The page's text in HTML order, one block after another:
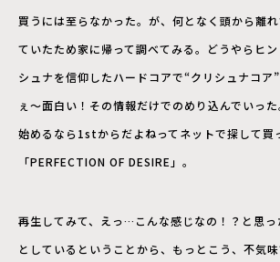
買うには至らなかった。が、何となく頭から離
ていたため家に帰って調べてみる。どうやらヒ
シュナを信仰したハードコアで“クリシュナコア
ぇ～面白い！その情報だけでのめり込んでいっ
始めるなら1stからだよねってネットで探して買
「PERFECTION OF DESIRE」。
再生してみて、えっ…こんな感じなの！？と思っ
としているということから、もっとこう、不気